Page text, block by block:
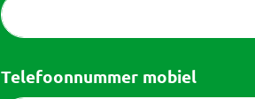
Telefoonnummer mobiel